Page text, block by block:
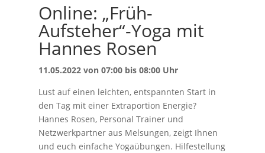
Online: „Früh-
Aufsteher“-Yoga mit
Hannes Rosen
11.05.2022 von 07:00 bis 08:00 Uhr
Lust auf einen leichten, entspannten Start in
den Tag mit einer Extraportion Energie?
Hannes Rosen, Personal Trainer und
Netzwerkpartner aus Melsungen, zeigt Ihnen
und euch einfache Yogaübungen. Hilfestellung